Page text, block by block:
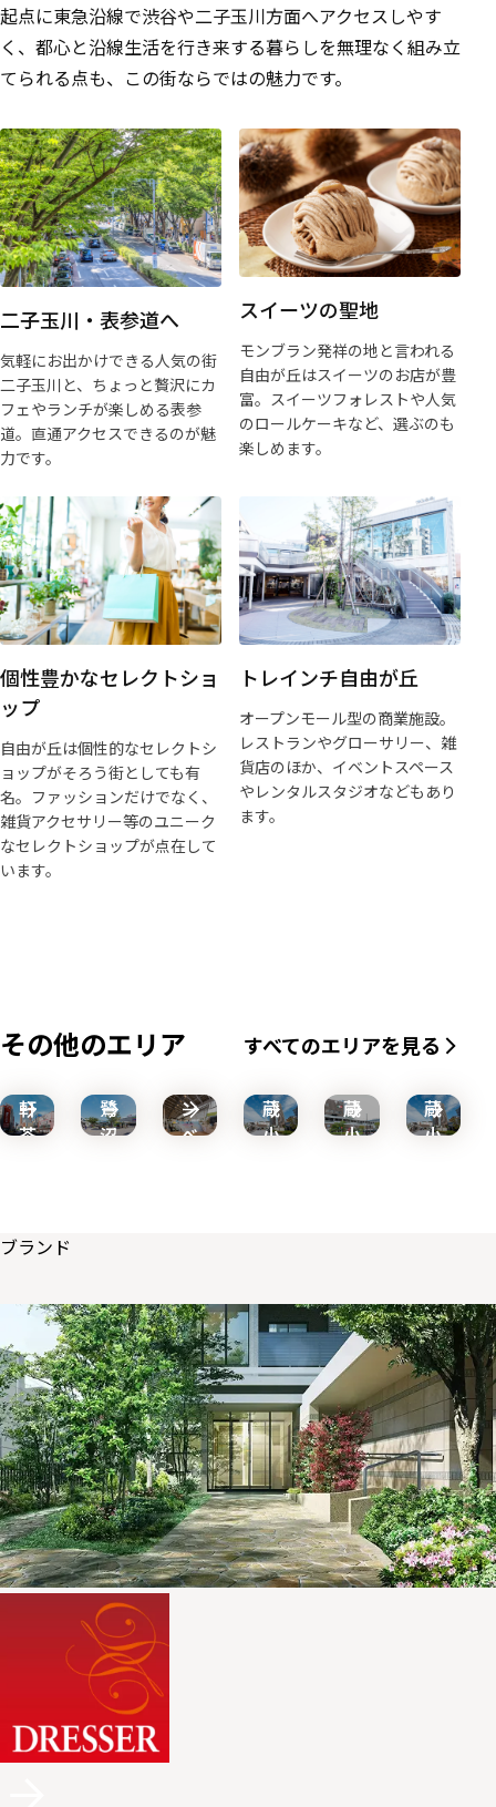
起点に東急沿線で渋谷や二子玉川方面へアクセスしやす
く、都心と沿線生活を行き来する暮らしを無理なく組み立
てられる点も、この街ならではの魅力です。
二子玉川・表参道へ
気軽にお出かけできる人気の街
二子玉川と、ちょっと贅沢にカ
フェやランチが楽しめる表参
道。直通アクセスできるのが魅
力です。
スイーツの聖地
モンブラン発祥の地と言われる
自由が丘はスイーツのお店が豊
富。スイーツフォレストや人気
のロールケーキなど、選ぶのも
楽しめます。
個性豊かなセレクトショ
ップ
自由が丘は個性的なセレクトシ
ョップがそろう街としても有
名。ファッションだけでなく、
雑貨アクセサリー等のユニーク
なセレクトショップが点在して
います。
トレインチ自由が丘
オープンモール型の商業施設。
レストランやグローサリー、雑
貨店のほか、イベントスペース
やレンタルスタジオなどもあり
ます。
その他のエリア
軒
茶
鷺
沼
ン
ベ
蔵
小
蔵
小
蔵
小
すべてのエリアを見る
ブランド